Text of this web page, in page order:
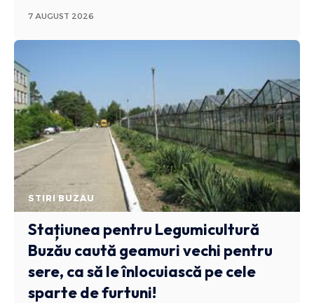
7 AUGUST 2026
STIRI BUZAU
Stațiunea pentru Legumicultură
Buzău caută geamuri vechi pentru
sere, ca să le înlocuiască pe cele
sparte de furtuni!